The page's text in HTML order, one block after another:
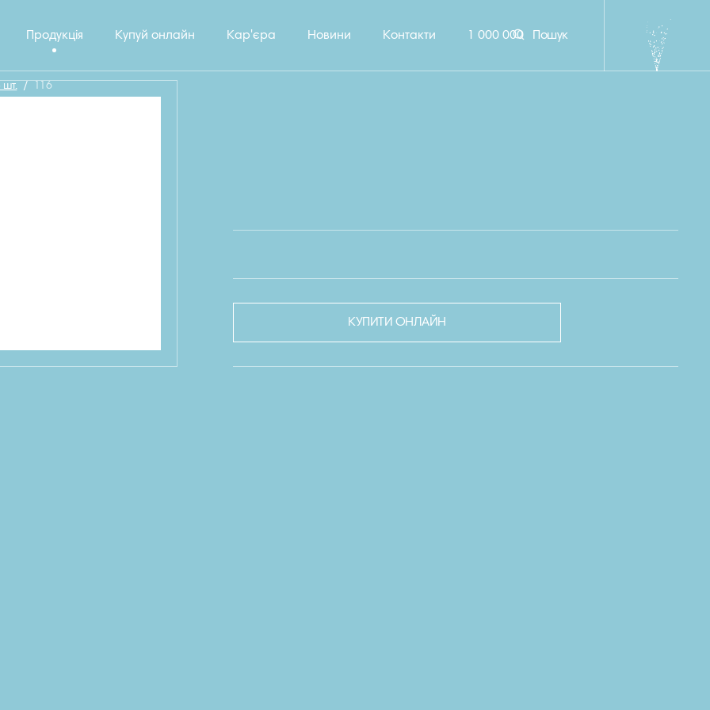
Продукція Купуй онлайн Кар'єра Новини Контакти 1 000 000 Пошук
шт. / 116
КУПИТИ ОНЛАЙН